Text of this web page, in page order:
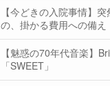
【今どきの入院事情】
の、掛かる費用への備え
【魅惑の70年代音楽】
「SWEET」